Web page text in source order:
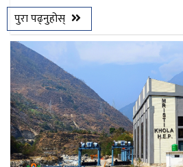
पुरा पढ्नुहोस्